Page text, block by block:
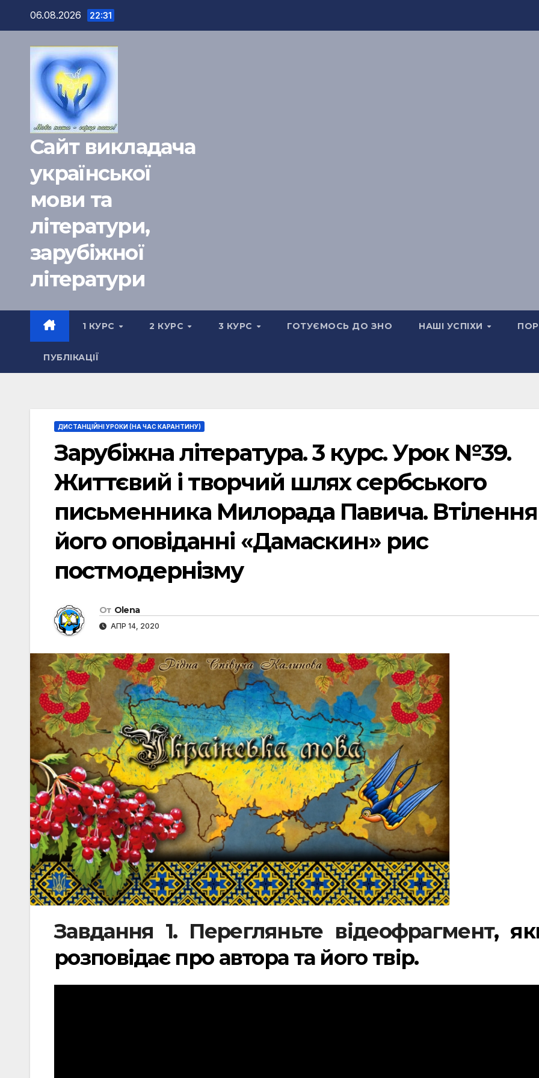
Перейти
содержимому
06.08.2026 22:31
Сайт викладача
української
мови та
літератури,
зарубіжної
літератури
1 КУРС 2 КУРС 3 КУРС ГОТУЄМОСЬ ДО ЗНО НАШІ УСПІХИ
ПУБЛІКАЦІЇ
ДИСТАНЦІЙНІ УРОКИ (НА ЧАС КАРАНТИНУ)
Зарубіжна література. 3 курс. Урок №39.
Життєвий і творчий шлях сербського
письменника Милорада Павича.
його оповіданні «Дамаскин» рис
постмодернізму
От Olena
АПР 14, 2020
Завдання 1. Перегляньте відеофрагмент,
розповідає про автора та його твір.